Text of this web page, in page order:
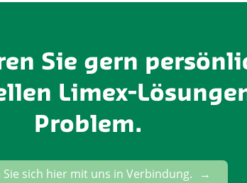
Sie gern
Limex-
Problem.
Sie sich hier mit uns in Verbindung.